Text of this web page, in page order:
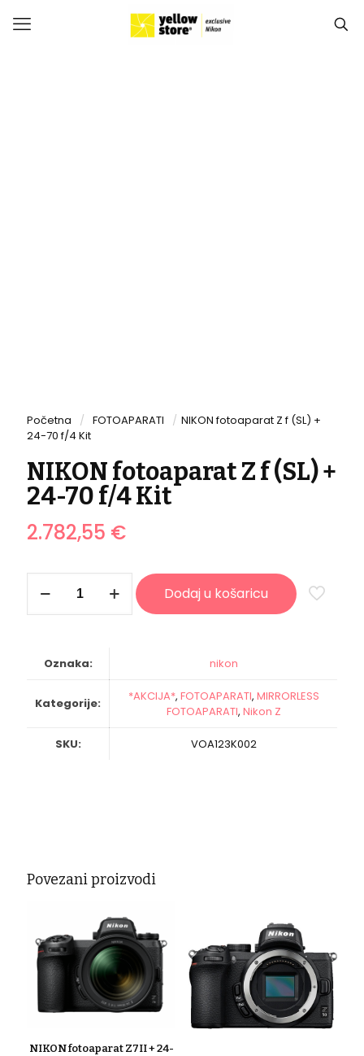
Početna / FOTOAPARATI / NIKON fotoaparat Z f (SL) +
24-70 f/4 Kit
NIKON fotoaparat Z f (SL) +
24-70 f/4 Kit
2.782,55 €
fotoaparat
Z
f/4
Dodaj u košaricu
Oznaka: nikon
Kategorije: *AKCIJA*, FOTOAPARATI, MIRRORLESS
FOTOAPARATI, Nikon Z
SKU: VOA123K002
Povezani proizvodi
NIKON fotoaparat Z7II + 24-